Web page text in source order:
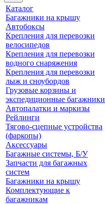
Каталог
Багажники на крышу
Автобоксы
Крепления для перевозки
велосипедов
Крепления для перевозки
водного снаряжения
Крепления для перевозки
лыж и сноубордов
Грузовые корзины и
экспедиционные багажники
Автопалатки и маркизы
Рейлинги
Тягово-сцепные устройства
(фаркопы)
Аксессуары
Багажные системы, Б/У
Запчасти для багажных
систем
Багажники на крышу
Комплектующие к
багажникам